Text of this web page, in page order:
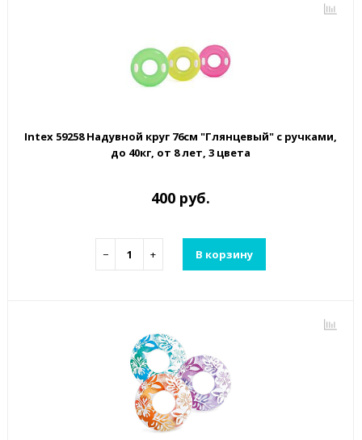
Intex 59258 Надувной круг 76см "Глянцевый" с ручками,
до 40кг, от 8 лет, 3 цвета
400 руб.
− + В корзину